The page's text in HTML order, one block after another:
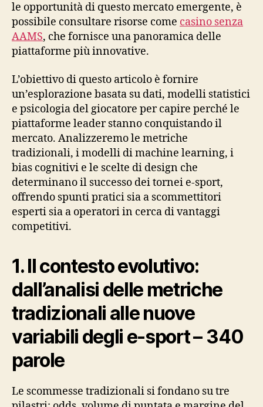
le opportunità di questo mercato emergente, è
possibile consultare risorse come casino senza
AAMS, che fornisce una panoramica delle
piattaforme più innovative.
L’obiettivo di questo articolo è fornire
un’esplorazione basata su dati, modelli statistici
e psicologia del giocatore per capire perché le
piattaforme leader stanno conquistando il
mercato. Analizzeremo le metriche
tradizionali, i modelli di machine learning, i
bias cognitivi e le scelte di design che
determinano il successo dei tornei e‑sport,
offrendo spunti pratici sia a scommettitori
esperti sia a operatori in cerca di vantaggi
competitivi.
1. Il contesto evolutivo:
dall’analisi delle metriche
tradizionali alle nuove
variabili degli e‑sport – 340
parole
Le scommesse tradizionali si fondano su tre